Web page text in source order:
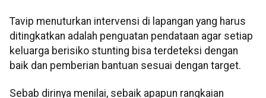
Tavip menuturkan intervensi di lapangan yang harus
ditingkatkan adalah penguatan pendataan agar setiap
keluarga berisiko stunting bisa terdeteksi dengan
baik dan pemberian bantuan sesuai dengan target.
Sebab dirinya menilai, sebaik apapun rangkaian